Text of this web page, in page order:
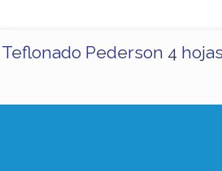
Pederson 4